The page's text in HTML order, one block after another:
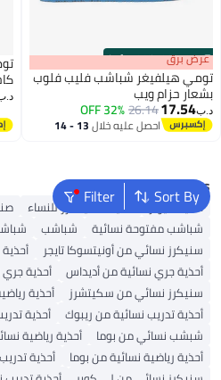
00m:00s
·
100% Left
3
عرض برق
تومي هيلفيغر شباشب فليب فلوب
بشعار حزام ويب
د.ب‏17.54
26.14
32% OFF
احصل عليه خلال 13 - 14
Sort By
FilterPopular Searches
أحذية ميولز أحذية سكيتشرز للنساء
شباشب مفتوحة نسائية
شباشب
سنيكرز نسائي من أونيتسوكا تايجر
أحذية جري نسائية من أديداس
أحذية جري
سنيكرز نسائي من سكيتشرز
أحذية
أحذية تدريب نسائية من ريبوك
أحذية
شبشب نسائي من بوما
أحذية رياضية
أحذية رياضية نسائية من بوما
أحذية